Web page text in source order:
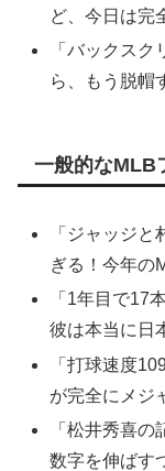
ど、今日は完
「バックス
ら、もう脱帽
一般的なMLB
「ジャッジ
ぎる！今年の
「1年目で17
彼は本当に日
「打球速度
が完全にメジ
「松井秀喜
数字を伸ばす